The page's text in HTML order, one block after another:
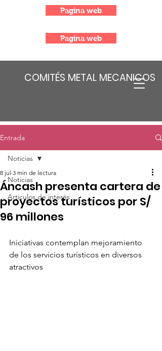
COMITÉS METAL MECANICOS
Pagina web
Pagina web
Entrada
Noticias
Articulos de interés
Noticias
Áncash presenta cartera de
proyectos turísticos por S/
96 millones
8 jul 3 min de lectura
Iniciativas contemplan mejoramiento
de los servicios turísticos en diversos
atractivos